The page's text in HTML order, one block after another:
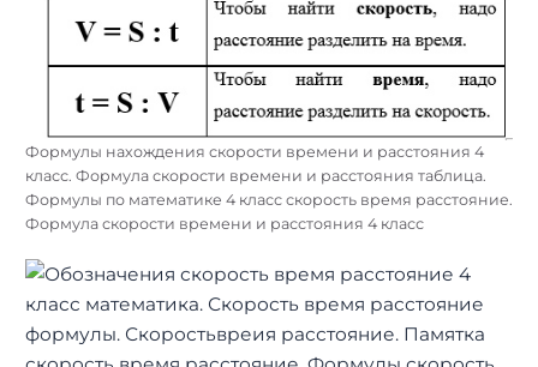
Формулы нахождения скорости времени и расстояния 4
класс. Формула скорости времени и расстояния таблица.
Формулы по математике 4 класс скорость время расстояние.
Формула скорости времени и расстояния 4 класс